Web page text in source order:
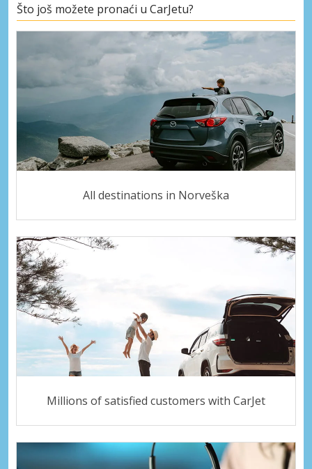
Što još možete pronaći u CarJetu?
All destinations in Norveška
Millions of satisfied customers with CarJet